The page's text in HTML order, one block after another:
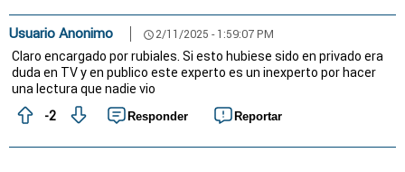
Usuario Anonimo schedule2/11/2025 - 1:59:07 PM
Claro encargado por rubiales. Si esto hubiese sido en privado era
duda en TV y en publico este experto es un inexperto por hacer
una lectura que nadie vio
-2
Responder Reportar